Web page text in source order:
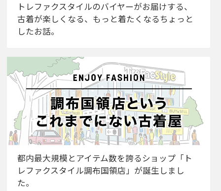
トレファクスタイルのバイヤーがお届けする、
古着が楽しくなる、もっと着たくなるちょっと
したお話。
都内最大規模とアイテム数を誇るショップ「ト
レファクスタイル調布国領店」が誕生しまし
た。